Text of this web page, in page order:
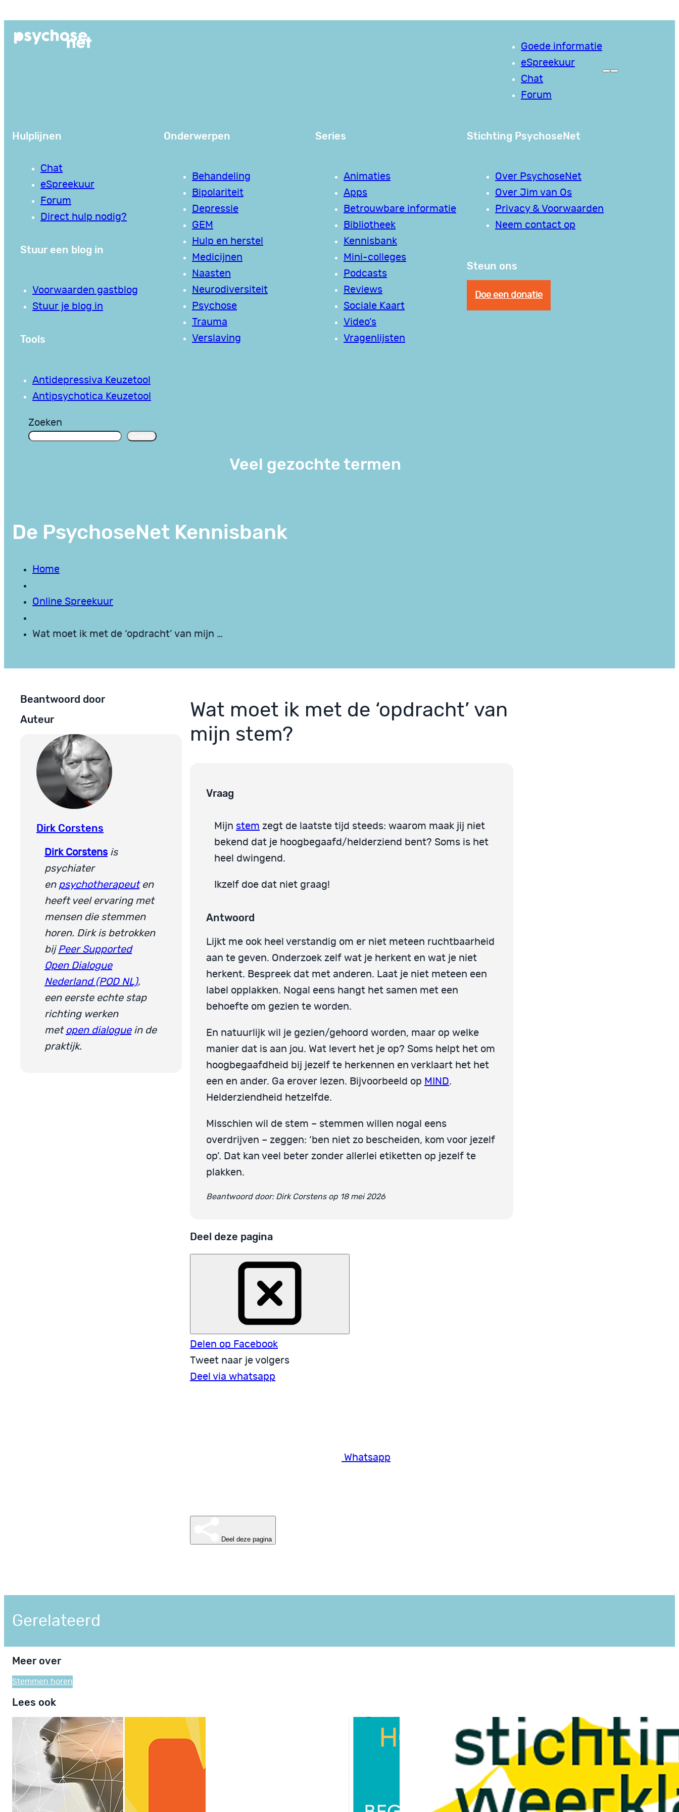
de
Goede informatie
eSpreekuur
Chat
Forum
Hulplijnen
Chat
eSpreekuur
Forum
Direct hulp nodig?
Stuur een blog in
Voorwaarden gastblog
Stuur je blog in
Tools
Antidepressiva Keuzetool
Antipsychotica Keuzetool
Onderwerpen
Behandeling
Bipolariteit
Depressie
GEM
Hulp en herstel
Medicijnen
Naasten
Neurodiversiteit
Psychose
Trauma
Verslaving
Series
Animaties
Apps
Betrouwbare informatie
Bibliotheek
Kennisbank
Mini-colleges
Podcasts
Reviews
Sociale Kaart
Video’s
Vragenlijsten
Stichting PsychoseNet
Over PsychoseNet
Over Jim van Os
Privacy & Voorwaarden
Neem contact op
Steun ons
Doe een donatie
Zoeken
Veel gezochte termen
De PsychoseNet Kennisbank
Home
Online Spreekuur
Wat moet ik met de ‘opdracht’ van mijn …
Beantwoord door
Auteur
Dirk Corstens
Dirk Corstens is
psychiater
en psychotherapeuten
heeft veel ervaring met
mensen die stemmen
horen. Dirk is betrokken
bij Peer Supported
Open Dialogue
Nederland (POD NL),
een eerste echte stap
richting werken
met open dialoguein de
praktijk.
Wat moet ik met de ‘opdracht’ van
mijn stem?
Vraag
Mijn stem zegt de laatste tijd steeds: waarom maak jij niet
bekend dat je hoogbegaafd/helderziend bent? Soms is het
heel dwingend.
Ikzelf doe dat niet graag!
Antwoord
Lijkt me ook heel verstandig om er niet meteen ruchtbaarheid
aan te geven. Onderzoek zelf wat je herkent en wat je niet
herkent. Bespreek dat met anderen. Laat je niet meteen een
label opplakken. Nogal eens hangt het samen met een
behoefte om gezien te worden.
En natuurlijk wil je gezien/gehoord worden, maar op welke
manier dat is aan jou. Wat levert het je op? Soms helpt het om
hoogbegaafdheid bij jezelf te herkennen en verklaart het het
een en ander. Ga erover lezen. Bijvoorbeeld op MIND.
Helderziendheid hetzelfde.
Misschien wil de stem – stemmen willen nogal eens
overdrijven – zeggen: ‘ben niet zo bescheiden, kom voor jezelf
op’. Dat kan veel beter zonder allerlei etiketten op jezelf te
plakken.
Beantwoord door: Dirk Corstens op 18 mei 2026
Deel deze pagina
Delen op Facebook
Tweet naar je volgers
Deel via whatsapp
Whatsapp
Deel deze pagina
Gerelateerd
Meer over
Stemmen horen
Lees ook